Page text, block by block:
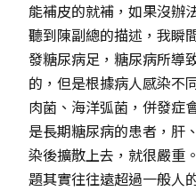
能補皮的就補，如果沒辦
聽到陳副總的描述，我瞬
發糖尿病足，糖尿病所導
的，但是根據病人感染不
肉菌、海洋弧菌，併發症
是長期糖尿病的患者，肝
染後擴散上去，就很嚴重
題其實往往遠超過一般人